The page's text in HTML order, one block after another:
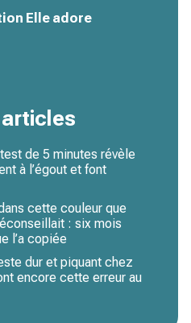
Elle adore
de 5 minutes révèle
à l’égout et font
cette couleur que
: six mois
l’a copiée
dur et piquant chez
encore cette erreur au